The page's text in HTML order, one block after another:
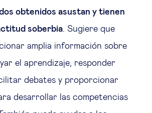
obtenidos asustan y tienen
soberbia. Sugiere que
amplia información sobre
el aprendizaje, responder
debates y proporcionar
desarrollar las competencias